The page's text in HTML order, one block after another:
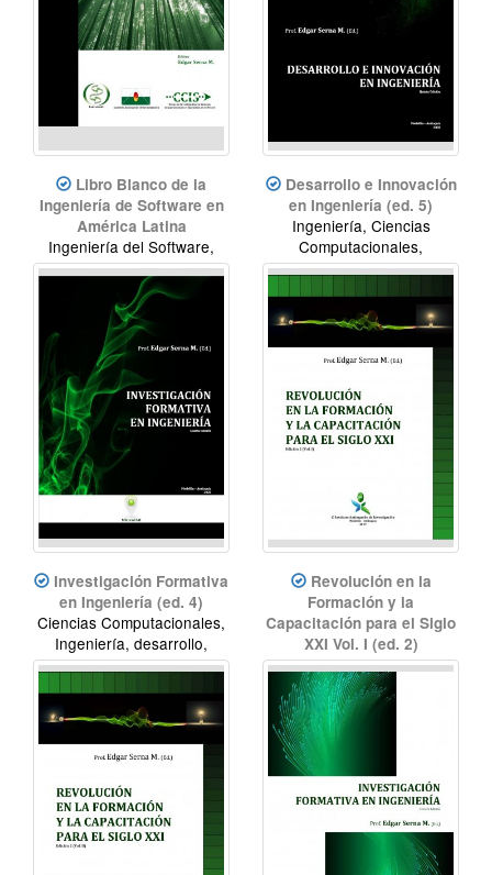
Libro Blanco de la
Ingeniería de Software en
América Latina
Ingeniería del Software,
Calidad del software,
profesionalización,
Desarrollo de software
Desarrollo e Innovación
en Ingeniería (ed. 5)
Ingeniería, Ciencias
Computacionales,
desarrollo, innovación
Investigación Formativa
en Ingeniería (ed. 4)
Ciencias Computacionales,
Ingeniería, desarrollo,
innovación.
Revolución en la
Formación y la
Capacitación para el Siglo
XXI Vol. I (ed. 2)
Educación, Revolución
didáctica, innovación
educativa, Revolución
educativa